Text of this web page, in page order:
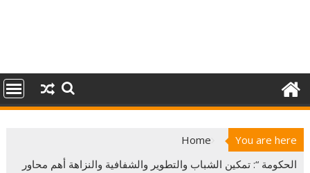
You are here
Home
الحكومة “: تمكين الشباب والتطوير والشفافية والنزاهة أهم محاور